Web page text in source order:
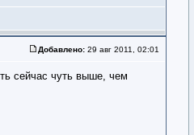
Добавлено: 29 авг 2011, 02:01
сейчас чуть выше, чем